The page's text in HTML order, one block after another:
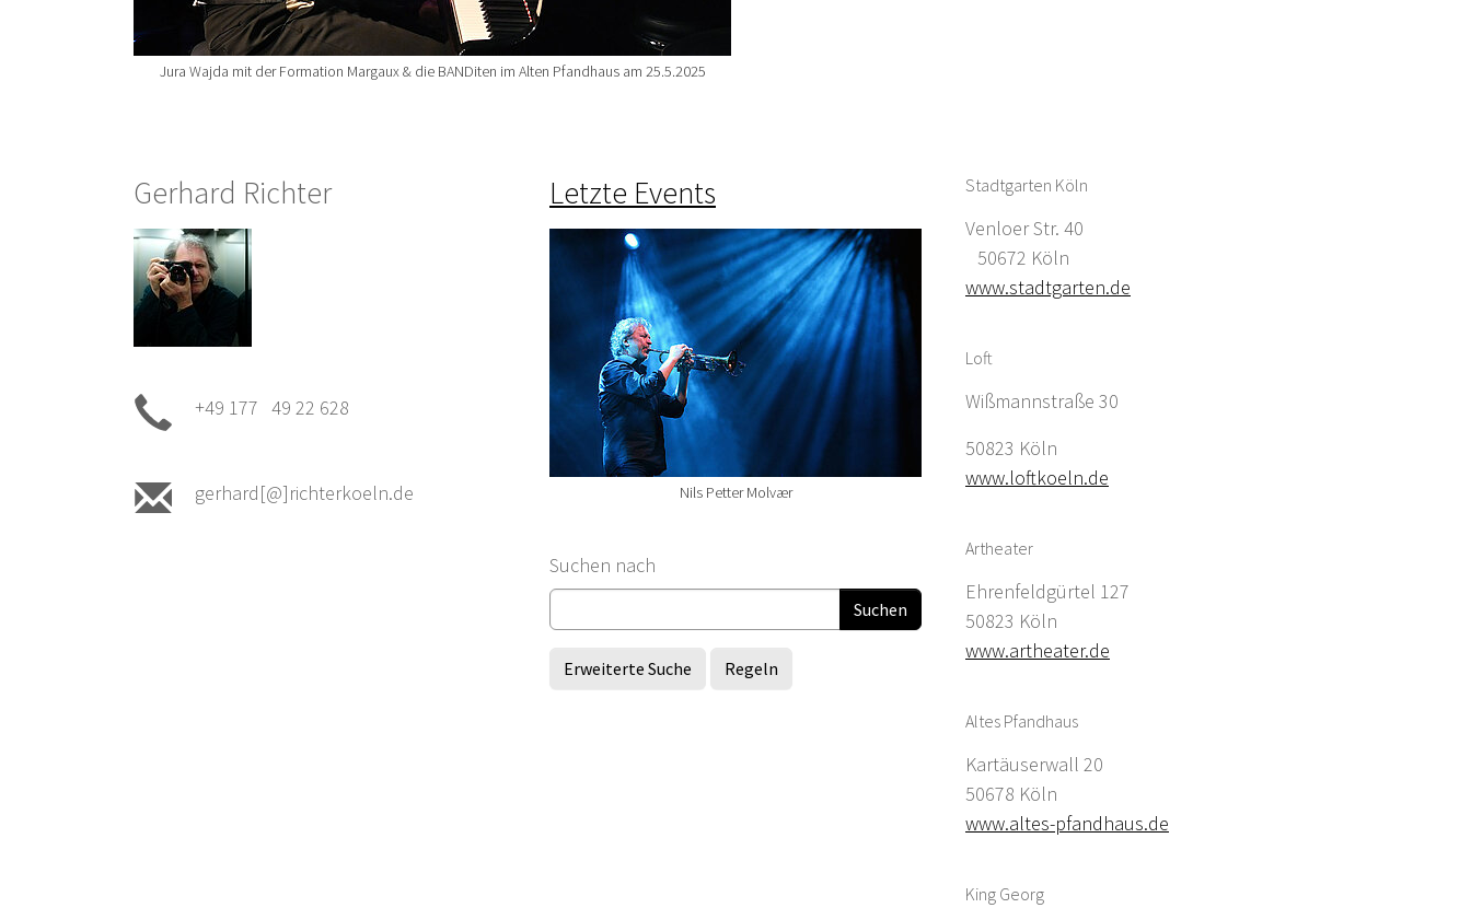
Jura Wajda mit der Formation Margaux & die BANDiten im Alten Pfandhaus am 25.5.2025
Gerhard Richter
+49 177 49 22 628
gerhard[@]richterkoeln.de
Letzte Events
Nils Petter Molvær
Suchformular
Suchen nach
Erweiterte Suche Regeln
Stadtgarten Köln
Venloer Str. 40
50672 Köln
www.stadtgarten.de
Loft
Wißmannstraße 30
50823 Köln
www.loftkoeln.de
Artheater
Ehrenfeldgürtel 127
50823 Köln
www.artheater.de
Altes Pfandhaus
Kartäuserwall 20
50678 Köln
www.altes-pfandhaus.de
King Georg